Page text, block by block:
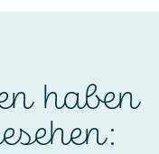
haben